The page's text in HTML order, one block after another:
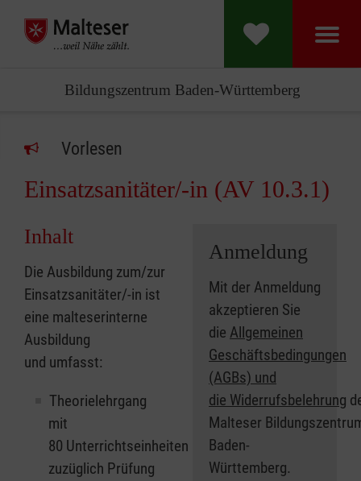
Bildungszentrum Baden-Württemberg
Vorlesen
Einsatzsanitäter/-in (AV 10.3.1)
Inhalt
Die Ausbildung zum/zur
Einsatzsanitäter/-in ist
eine malteserinterne
Ausbildung
und umfasst:
Theorielehrgang
mit
80 Unterrichtseinheiten
zuzüglich Prüfung
Anmeldung
Mit der Anmeldung
akzeptieren Sie
die Allgemeinen
Geschäftsbedingungen
(AGBs) und
die Widerrufsbelehrung
Malteser
Baden-
Württemberg.